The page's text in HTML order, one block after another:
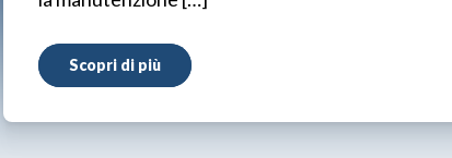
Scopri di più